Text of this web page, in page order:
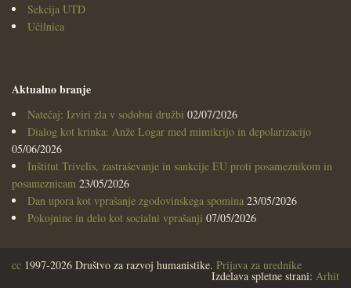
Sekcija UTD
Učilnica
Aktualno branje
Natečaj: Izviri zla v sodobni družbi 02/07/2026
Dialog kot krinka: Anže Logar med mimikrijo in depolarizacijo
05/06/2026
Inštitut Trivelis, zastraševanje in sankcije EU proti posameznikom in
posameznicam 23/05/2026
Dan upora kot vprašanje zgodovinskega spomina 23/05/2026
Pokojnine in delo kot socialni vprašanji 07/05/2026
cc 1997-2026 Društvo za razvoj humanistike. Prijava za urednike
Izdelava spletne strani: Arhit